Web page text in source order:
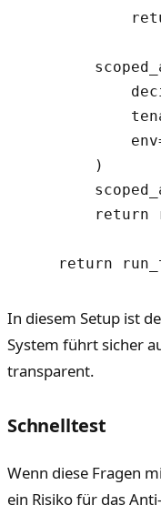
        )
return
In diesem Setup ist
System führt sicher
transparent.
Schnelltest
Wenn diese Fragen
ein Risiko für das